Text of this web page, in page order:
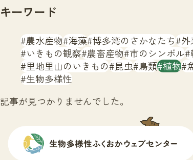
キーワード
農水産物 海藻 博多湾のさかなたち
いきもの観察 農畜産物 市のシンボル
里地里山のいきもの 昆虫 鳥類 植物
生物多様性
記事が見つかりませんでした。